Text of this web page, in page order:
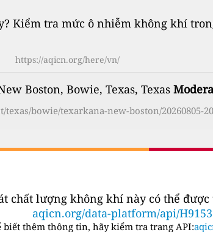
Kiểm tra mức ô nhiễm không khí
https://aqicn.org/here/vn/
Boston, Bowie, Texas, Texas
bowie/texarkana-new-boston/20260805-
chất lượng không khí này có thể
aqicn.org/data-platform/api/H9153
biết thêm thông tin, hãy kiểm tra trang API: